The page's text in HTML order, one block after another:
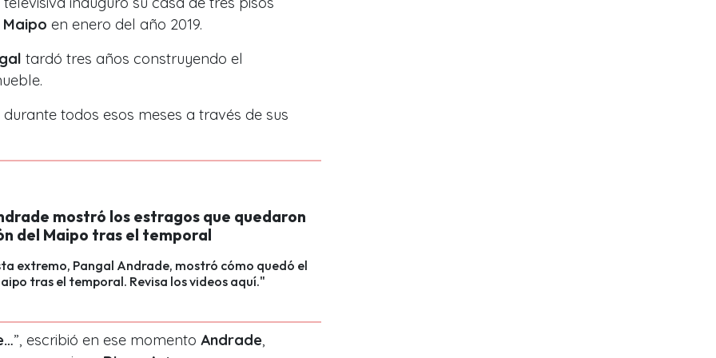
en enero del año 2019.
tardó tres años construyendo el
todos esos meses a través de sus
mostró los estragos que quedaron
del Maipo tras el temporal
extremo, Pangal Andrade, mostró cómo quedó el
tras el temporal. Revisa los videos aquí."
”, escribió en ese momento Andrade,